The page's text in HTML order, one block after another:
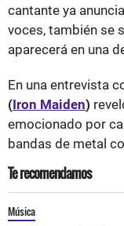
cantante ya
voces, también se
aparecerá en una
En una entrevista
(Iron Maiden)
emocionado por
bandas de metal
Te recomendamos
Música